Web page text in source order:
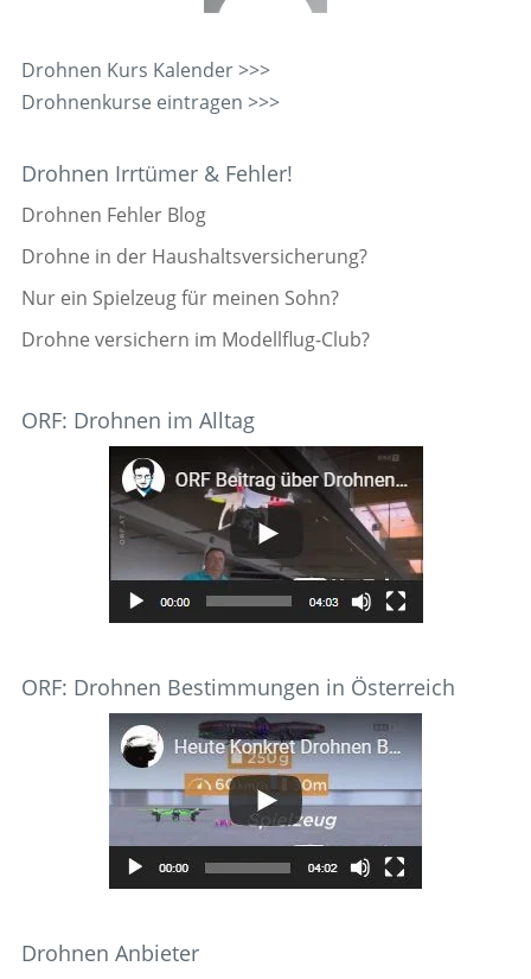
Drohnen Kurs Kalender >>>
Drohnenkurse eintragen >>>
Drohnen Irrtümer & Fehler!
Drohnen Fehler Blog
Drohne in der Haushaltsversicherung?
Nur ein Spielzeug für meinen Sohn?
Drohne versichern im Modellflug-Club?
ORF: Drohnen im Alltag
ORF: Drohnen Bestimmungen in Österreich
Drohnen Anbieter